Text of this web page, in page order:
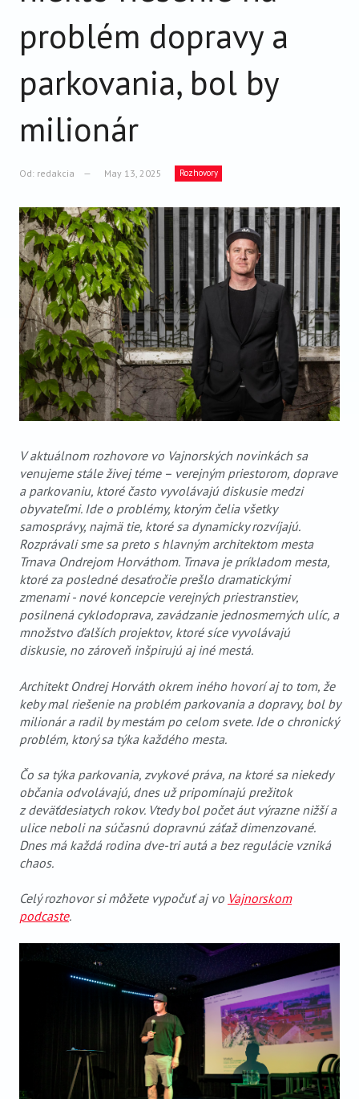
AUDIO
ARCHÍV VYDANÍ
problém dopravy a
parkovania, bol by
milionár
Od: redakcia May 13, 2025 Rozhovory
V aktuálnom rozhovore vo Vajnorských novinkách sa
venujeme stále živej téme – verejným priestorom, doprave
a parkovaniu, ktoré často vyvolávajú diskusie medzi
obyvateľmi. Ide o problémy, ktorým čelia všetky
samosprávy, najmä tie, ktoré sa dynamicky rozvíjajú.
Rozprávali sme sa preto s hlavným architektom mesta
Trnava Ondrejom Horváthom. Trnava je príkladom mesta,
ktoré za posledné desaťročie prešlo dramatickými
zmenami - nové koncepcie verejných priestranstiev,
posilnená cyklodoprava, zavádzanie jednosmerných ulíc, a
množstvo ďalších projektov, ktoré síce vyvolávajú
diskusie, no zároveň inšpirujú aj iné mestá.
Architekt Ondrej Horváth okrem iného hovorí aj to tom, že
keby mal riešenie na problém parkovania a dopravy, bol by
milionár a radil by mestám po celom svete. Ide o chronický
problém, ktorý sa týka každého mesta.
Čo sa týka parkovania, zvykové práva, na ktoré sa niekedy
občania odvolávajú, dnes už pripomínajú prežitok
z deväťdesiatych rokov. Vtedy bol počet áut výrazne nižší a
ulice neboli na súčasnú dopravnú záťaž dimenzované.
Dnes má každá rodina dve-tri autá a bez regulácie vzniká
chaos.
Celý rozhovor si môžete vypočuť aj vo Vajnorskom
podcaste.